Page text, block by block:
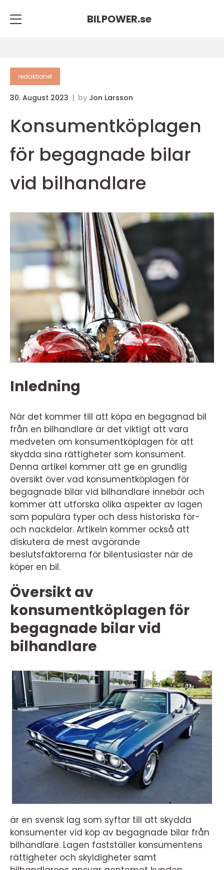
BILPOWER.se
redaktionel
30. August 2023 by Jon Larsson
Konsumentköplagen
för begagnade bilar
vid bilhandlare
Inledning
När det kommer till att köpa en begagnad bil
från en bilhandlare är det viktigt att vara
medveten om konsumentköplagen för att
skydda sina rättigheter som konsument.
Denna artikel kommer att ge en grundlig
översikt över vad konsumentköplagen för
begagnade bilar vid bilhandlare innebär och
kommer att utforska olika aspekter av lagen
som populära typer och dess historiska för-
och nackdelar. Artikeln kommer också att
diskutera de mest avgörande
beslutsfaktorerna för bilentusiaster när de
köper en bil.
Översikt av
konsumentköplagen för
begagnade bilar vid
bilhandlare
är en svensk lag som syftar till att skydda
konsumenter vid köp av begagnade bilar från
bilhandlare. Lagen fastställer konsumentens
rättigheter och skyldigheter samt